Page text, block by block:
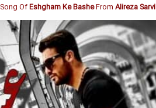
Song OfEshgham Ke BasheFromAlireza Sarvi